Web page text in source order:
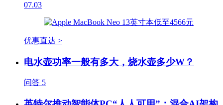
07.03
优惠直达 >
电水壶功率一般有多大，烧水壶多少W？
问答 5